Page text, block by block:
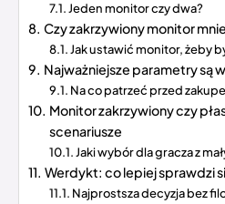
Jeden monitor czy dwa?
Czy zakrzywiony monitor
Jak ustawić monitor, żeby
Najważniejsze parametry są
Na co patrzeć przed
Monitor zakrzywiony czy
scenariusze
Jaki wybór dla gracza z
Werdykt: co lepiej sprawdzi
Najprostsza decyzja bez